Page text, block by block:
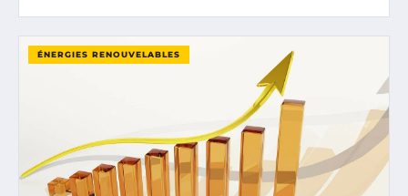
ÉNERGIES RENOUVELABLES